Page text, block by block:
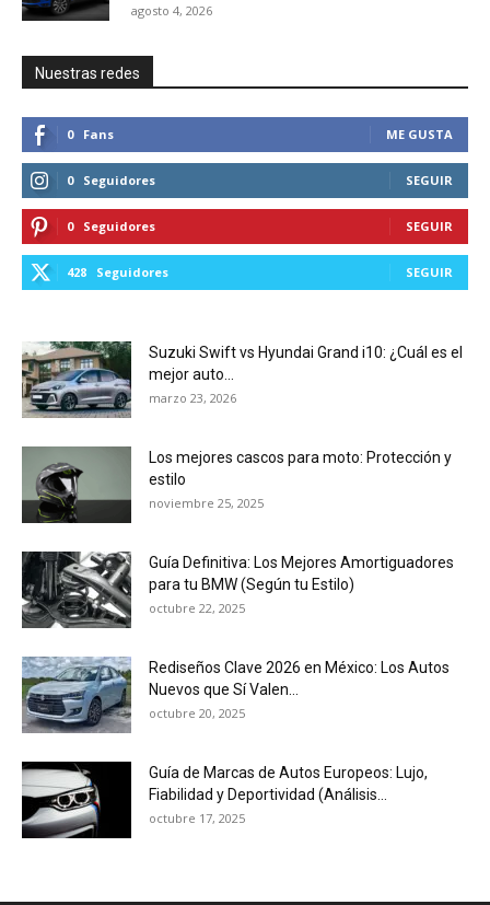
agosto 4, 2026
Nuestras redes
0 Fans ME GUSTA
0 Seguidores SEGUIR
0 Seguidores SEGUIR
428 Seguidores SEGUIR
Suzuki Swift vs Hyundai Grand i10: ¿Cuál es el
mejor auto...
marzo 23, 2026
Los mejores cascos para moto: Protección y
estilo
noviembre 25, 2025
Guía Definitiva: Los Mejores Amortiguadores
para tu BMW (Según tu Estilo)
octubre 22, 2025
Rediseños Clave 2026 en México: Los Autos
Nuevos que Sí Valen...
octubre 20, 2025
Guía de Marcas de Autos Europeos: Lujo,
Fiabilidad y Deportividad (Análisis...
octubre 17, 2025